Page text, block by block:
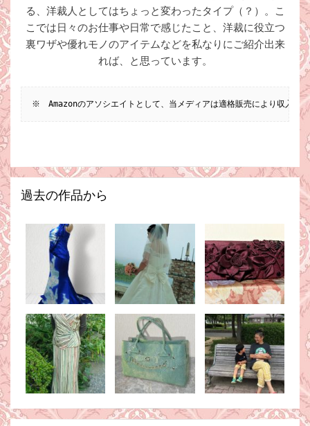
る、洋裁人としてはちょっと変わったタイプ（？）。こ
こでは日々のお仕事や日常で感じたこと、洋裁に役立つ
裏ワザや優れモノのアイテムなどを私なりにご紹介出来
れば、と思っています。
※　Amazonのアソシエイトとして、当メディアは適格販売により収入を
過去の作品から